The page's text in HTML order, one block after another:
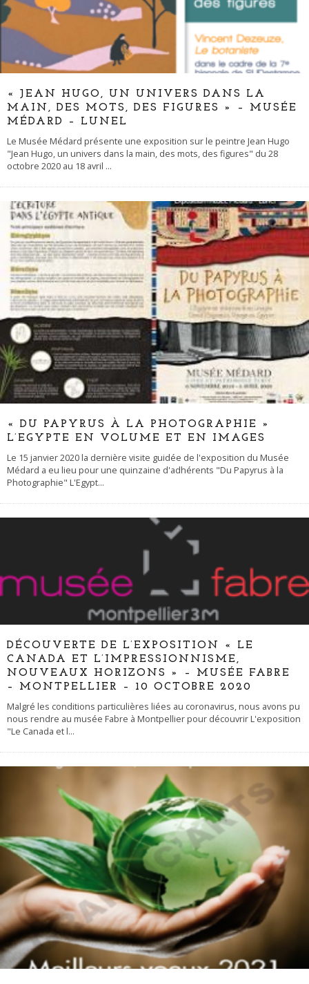
« JEAN HUGO, UN UNIVERS DANS LA
MAIN, DES MOTS, DES FIGURES » – MUSÉE
MÉDARD – LUNEL
Le Musée Médard présente une exposition sur le peintre Jean Hugo
"Jean Hugo, un univers dans la main, des mots, des figures" du 28
octobre 2020 au 18 avril ...
« DU PAPYRUS À LA PHOTOGRAPHIE »
L’EGYPTE EN VOLUME ET EN IMAGES
Le 15 janvier 2020 la dernière visite guidée de l'exposition du Musée
Médard a eu lieu pour une quinzaine d'adhérents "Du Papyrus à la
Photographie" L'Egypt...
DÉCOUVERTE DE L’EXPOSITION « LE
CANADA ET L’IMPRESSIONNISME,
NOUVEAUX HORIZONS » – MUSÉE FABRE
– MONTPELLIER – 10 OCTOBRE 2020
Malgré les conditions particulières liées au coronavirus, nous avons pu
nous rendre au musée Fabre à Montpellier pour découvrir L'exposition
"Le Canada et l...